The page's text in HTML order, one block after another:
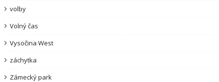
volby
Volný čas
Vysočina West
záchytka
Zámecký park